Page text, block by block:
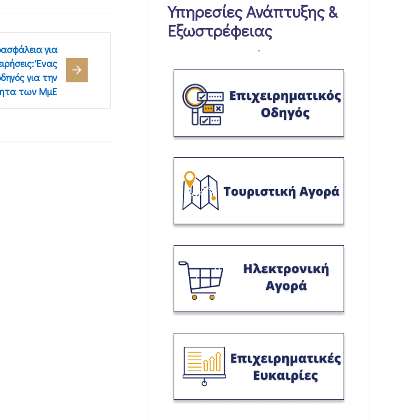
για
Ένας
για την
των ΜμΕ
Υπηρεσίες Ανάπτυξης &
Εξωστρέφειας
-